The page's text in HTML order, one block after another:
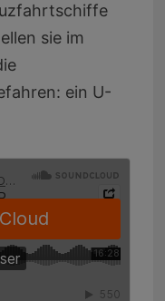
sie im
ein U-